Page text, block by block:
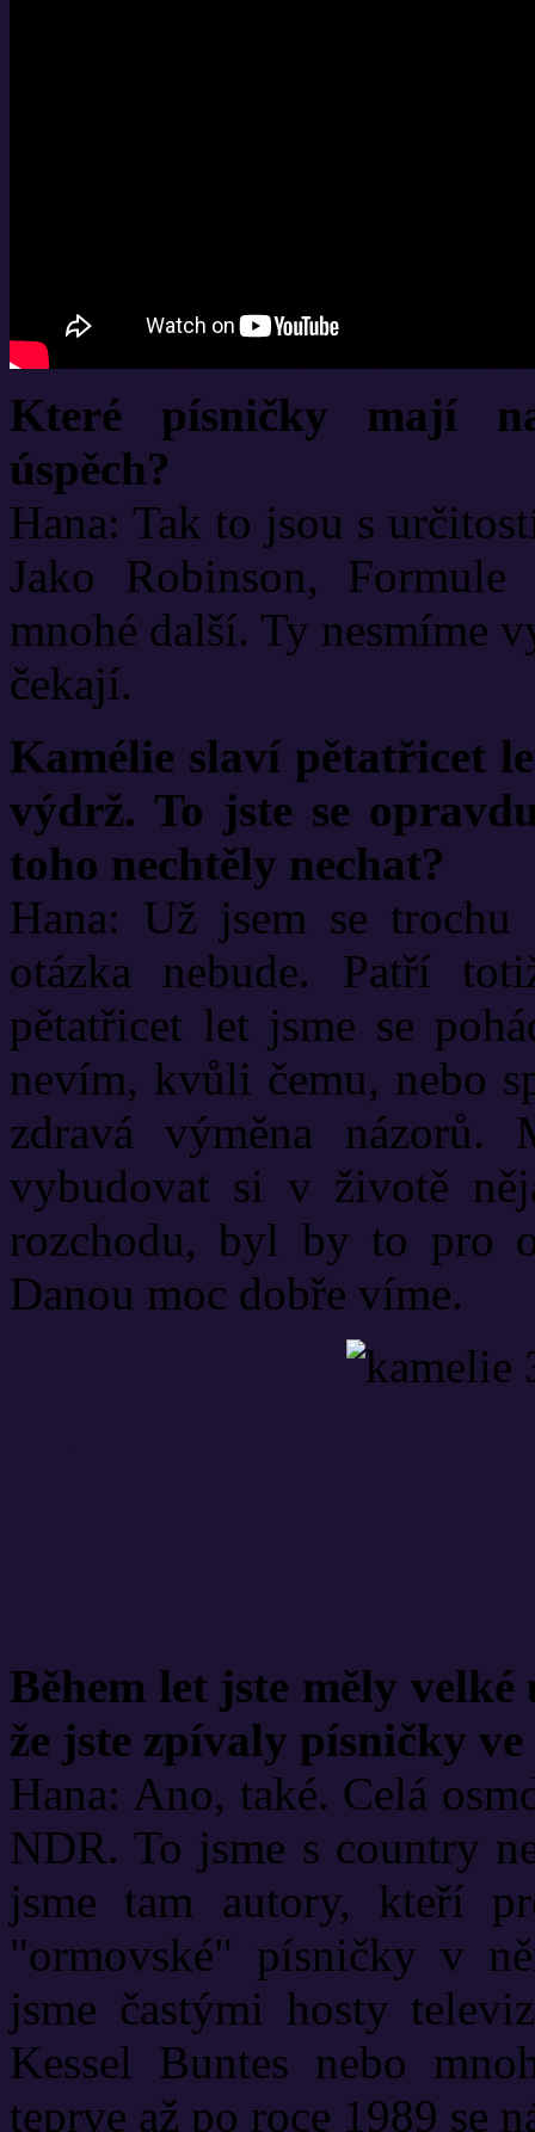
Které písničky mají
úspěch?
Hana: Tak to jsou s
Jako Robinson,
mnohé další. Ty nesmíme
čekají.
Kamélie slaví pětatřicet
výdrž. To jste se
toho nechtěly nechat?
Hana: Už jsem se
otázka nebude. Patří
pětatřicet let jsme se
nevím, kvůli čemu, nebo
zdravá výměna
vybudovat si v životě
rozchodu, byl by to pro
Danou moc dobře víme.
Během let jste měly
že jste zpívaly písničky
Hana: Ano, také. Celá
NDR. To jsme s country
jsme tam autory, kteří
"ormovské" písničky v
jsme častými hosty
Kessel Buntes nebo
teprve až po roce 1989 se